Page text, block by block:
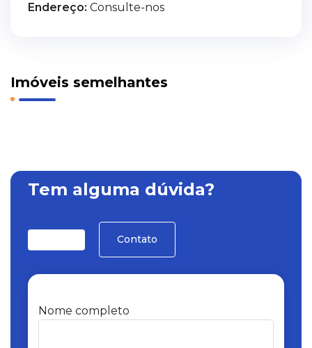
Endereço: Consulte-nos
Imóveis semelhantes
Tem alguma dúvida?
Contato
Nome completo